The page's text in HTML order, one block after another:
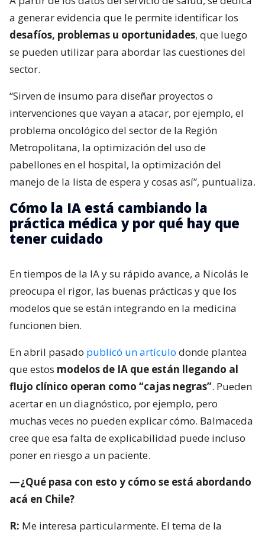
a generar evidencia que le permite identificar los
desafíos, problemas u oportunidades, que luego
se pueden utilizar para abordar las cuestiones del
sector.
“Sirven de insumo para diseñar proyectos o
intervenciones que vayan a atacar, por ejemplo, el
problema oncológico del sector de la Región
Metropolitana, la optimización del uso de
pabellones en el hospital, la optimización del
manejo de la lista de espera y cosas así”, puntualiza.
Cómo la IA está cambiando la
práctica médica y por qué hay que
tener cuidado
En tiempos de la IA y su rápido avance, a Nicolás le
preocupa el rigor, las buenas prácticas y que los
modelos que se están integrando en la medicina
funcionen bien.
En abril pasado publicó un artículo donde plantea
que estos modelos de IA que están llegando al
flujo clínico operan como “cajas negras”. Pueden
acertar en un diagnóstico, por ejemplo, pero
muchas veces no pueden explicar cómo. Balmaceda
cree que esa falta de explicabilidad puede incluso
poner en riesgo a un paciente.
—¿Qué pasa con esto y cómo se está abordando
acá en Chile?
R: Me interesa particularmente. El tema de la